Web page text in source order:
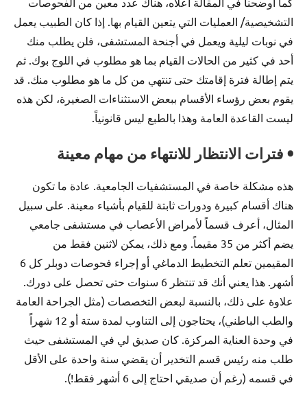
التشخيصية/ العمليات التي يتعين القيام بها. إذا كان الطبيب يعمل
في نوبات ليلية ويعمل في أجنحة المستشفى، فلن يطلب منك
أحد في كثير من الحالات القيام بما هو مطلوب في اللوج بوك. ثم
يتم إطالة فترة إقامتك حتى تنتهي من كل ما هو مطلوب منك. قد
يقوم بعض رؤساء الأقسام ببعض الاستثناءات الصغيرة، لكن هذه
ليست القاعدة العامة وهذا بالطبع ليس قانونياً.
• فترات الانتظار للانتهاء من مهام معينة
هذه مشكلة خاصة في المستشفيات الجامعية. عادة ما تكون
هناك أقسام كبيرة ودورات ثابتة للقيام بأشياء معينة. على سبيل
المثال، أعرف قسماً لأمراض الأعصاب في مستشفى جامعي
يضم أكثر من 35 مقيماً. ومع ذلك، يمكن لاثنين فقط من
المقيمين تعلم التخطيط الدماغي أو إجراء فحوصات دوبلر كل 6
أشهر. هذا يعني أنك قد تنتظر 6 سنوات حتى تحصل على دورك.
علاوة على ذلك، بالنسبة لبعض التخصصات (مثل الجراحة العامة
والطب الباطني)، يحتاجون إلى التناوب لمدة ستة أو 12 شهراً
في وحدة العناية المركزة. كان صديق لي في المستشفى حيث
طلب منه رئيس قسم التخدير أن يقضي سنة واحدة على الأقل
في قسمه (رغم أن صديقي احتاج إلى 6 أشهر فقط!).